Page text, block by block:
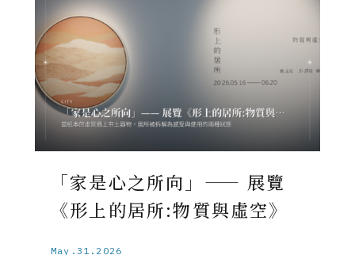
「家是心之所向」—— 展覽
《形上的居所:物質與虛空》
May.31.2026